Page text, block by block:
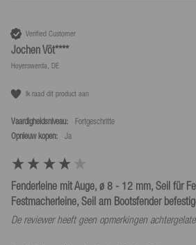
Verified Customer
Jochen Vöt****
Hoyerswerda, DE
Ik raad dit product aan
Vaardigheidsniveau:
Fortgeschritte
Opnieuw kopen:
ja
Fenderleine mit Auge, ø 8 - 12 mm, Seil für
Festmacherleine, Seil am Bootsfender
De reviewer heeft geen opmerkingen